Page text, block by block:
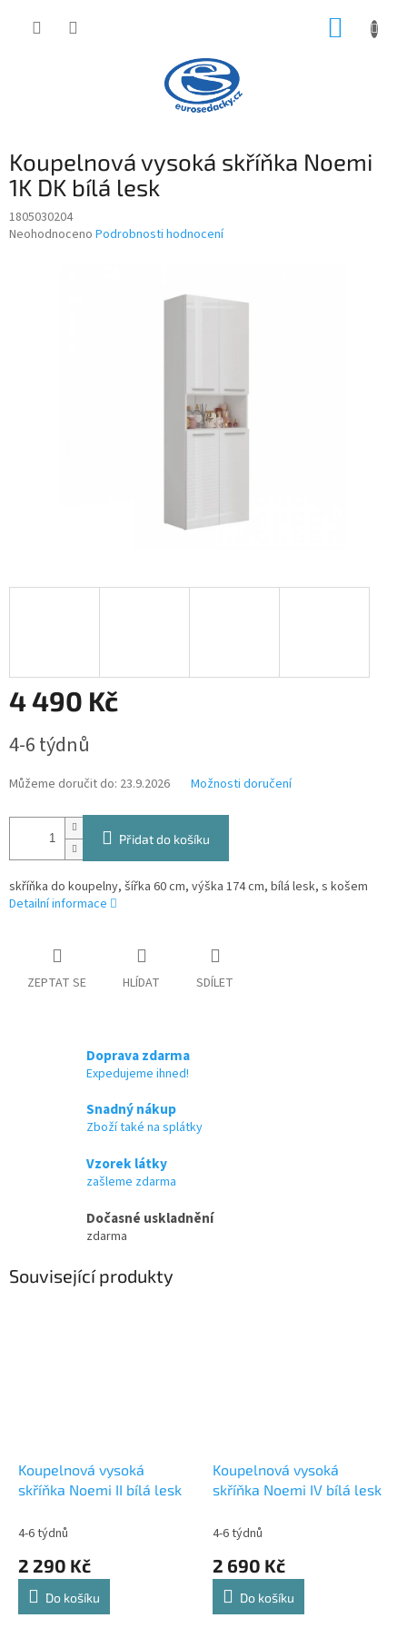
Koupelnová vysoká skříňka Noemi
1K DK bílá lesk
1805030204
Průměrné
Neohodnoceno Podrobnosti hodnocení
4 490 Kč
cena:
4-6 týdnů
Můžeme doručit do: 23.9.2026 Možnosti doručení
Přidat do košíku
skříňka do koupelny, šířka 60 cm, výška 174 cm, bílá lesk, s košem
Detailní informace
ZEPTAT SE HLÍDAT SDÍLET
Doprava zdarma
Expedujeme ihned!
Snadný nákup
Zboží také na splátky
Vzorek látky
zašleme zdarma
Dočasné uskladnění
zdarma
Související produkty
Koupelnová vysoká
skříňka Noemi II bílá lesk
4-6 týdnů
2 290 Kč
Do košíku
Koupelnová vysoká
skříňka Noemi IV bílá lesk
4-6 týdnů
2 690 Kč
Do košíku